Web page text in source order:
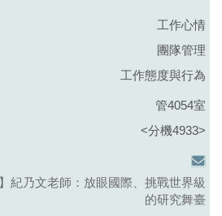
工作心情
團隊管理
工作態度與行為
管4054室
<分機4933>
紀乃文老師：放眼國際、挑戰世界級
的研究舞臺